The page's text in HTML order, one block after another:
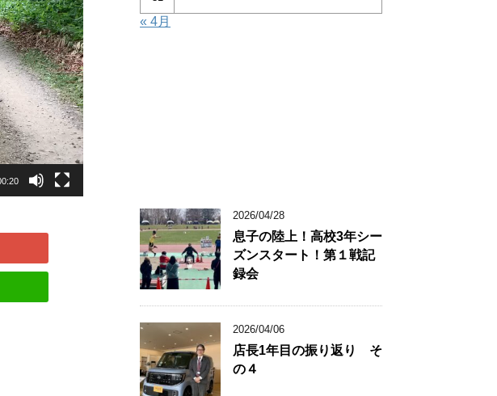
« 4月
2026/04/28
息子の陸上！高校3年シー
ズンスタート！第１戦記
録会
2026/04/06
店長1年目の振り返り そ
の４